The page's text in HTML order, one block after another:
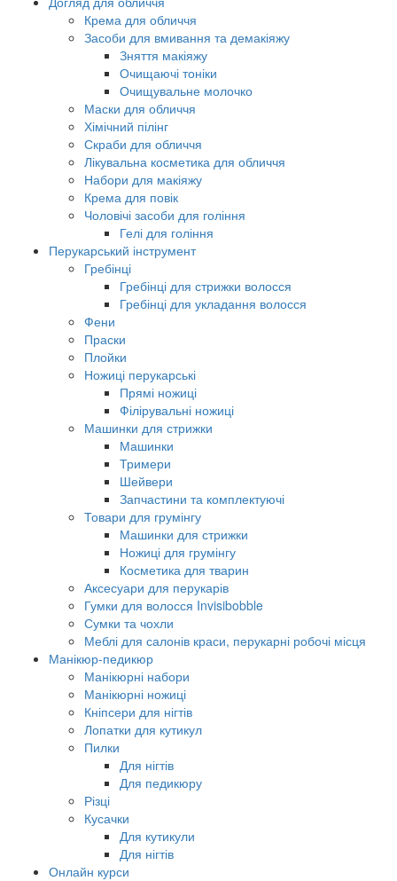
Крема для обличчя
Засоби для вмивання та демакіяжу
Зняття макіяжу
Очищаючі тоніки
Очищувальне молочко
Маски для обличчя
Хімічний пілінг
Скраби для обличчя
Лікувальна косметика для обличчя
Набори для макіяжу
Крема для повік
Чоловічі засоби для гоління
Гелі для гоління
Перукарський інструмент
Гребінці
Гребінці для стрижки волосся
Гребінці для укладання волосся
Фени
Праски
Плойки
Ножиці перукарські
Прямі ножиці
Філірувальні ножиці
Машинки для стрижки
Машинки
Тримери
Шейвери
Запчастини та комплектуючі
Товари для грумінгу
Машинки для стрижки
Ножиці для грумінгу
Косметика для тварин
Аксесуари для перукарів
Гумки для волосся Invisibobble
Сумки та чохли
Меблі для салонів краси, перукарні робочі місця
Манікюр-педикюр
Манікюрні набори
Манікюрні ножиці
Кніпсери для нігтів
Лопатки для кутикул
Пилки
Для нігтів
Для педикюру
Різці
Кусачки
Для кутикули
Для нігтів
Онлайн курси